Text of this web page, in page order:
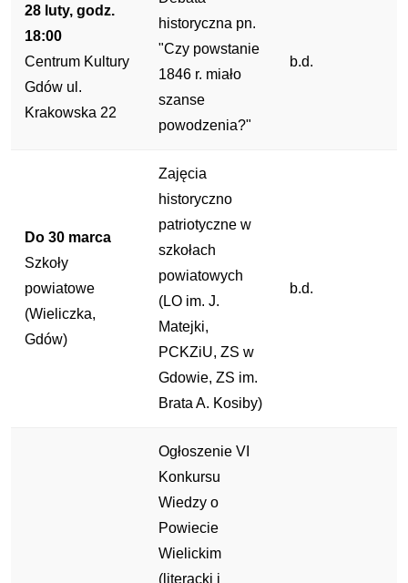
28 luty, godz.
18:00
Centrum Kultury
Gdów ul.
Krakowska 22
historyczna pn.
"Czy powstanie
1846 r. miało
szanse
powodzenia?"
b.d.
Do 30 marca
Szkoły
powiatowe
(Wieliczka,
Gdów)
Zajęcia
historyczno
patriotyczne w
szkołach
powiatowych
(LO im. J.
Matejki,
PCKZiU, ZS w
Gdowie, ZS im.
Brata A. Kosiby)
b.d.
Ogłoszenie VI
Konkursu
Wiedzy o
Powiecie
Wielickim
(literacki i